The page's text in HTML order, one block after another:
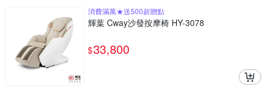
消費滿萬★送500超贈點
輝葉 Cway沙發按摩椅 HY-3078
$33,800